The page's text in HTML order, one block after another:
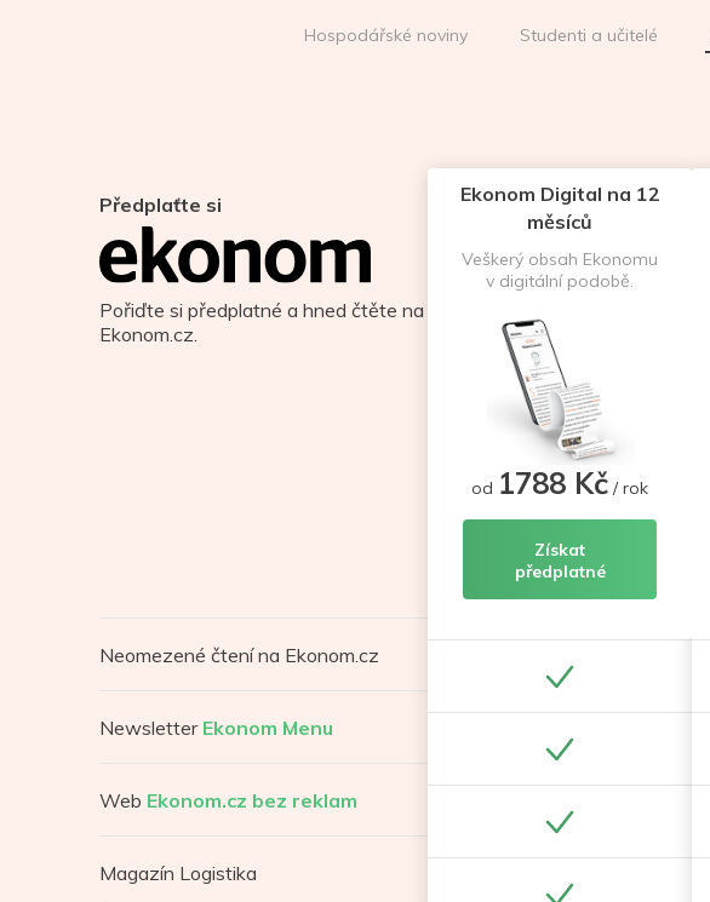
Hospodářské noviny Studenti a učitelé
Předplaťte si
Pořiďte si předplatné a hned čtěte na
Ekonom.cz.
Neomezené čtení na Ekonom.cz
Newsletter Ekonom Menu
Web Ekonom.cz bez reklam
Magazín Logistika
Ekonom Digital na 12
měsíců
Veškerý obsah Ekonomu
v digitální podobě.
od 1788 Kč / rok
Získat
předplatné